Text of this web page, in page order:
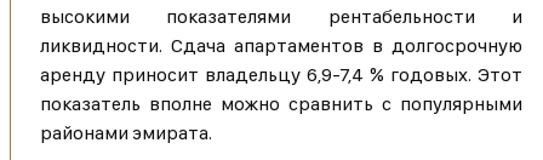
высокими показателями рентабельности и
ликвидности. Сдача апартаментов в долгосрочную
аренду приносит владельцу 6,9-7,4 % годовых. Этот
показатель вполне можно сравнить с популярными
районами эмирата.